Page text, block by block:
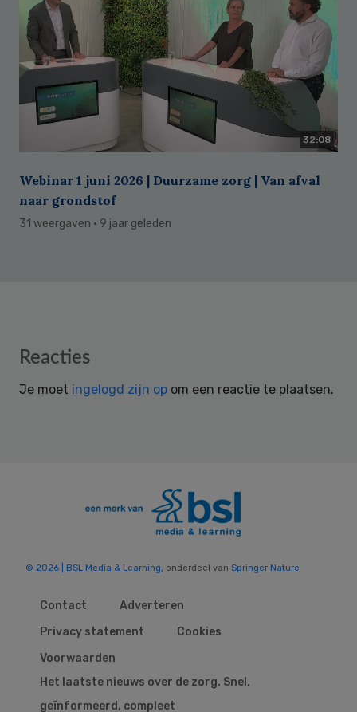
32:08
Webinar 1 juni 2026 | Duurzame zorg | Van afval
naar grondstof
31 weergaven · 9 jaar geleden
Reader
Reacties
Je moet ingelogd zijn op om een reactie te plaatsen.
© 2026 | BSL Media & Learning, onderdeel van Springer Nature
Contact
Adverteren
Privacy statement
Cookies
Voorwaarden
Het laatste nieuws over de zorg. Snel,
geïnformeerd, compleet